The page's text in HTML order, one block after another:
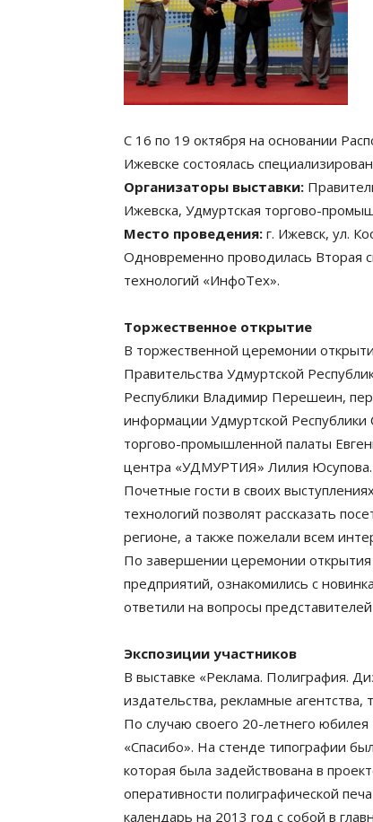
С 16 по 19 октября на основании
Ижевске состоялась
Организаторы выставки:
Ижевска, Удмуртская торгово-
Место проведения: г. Ижевск, ул.
Одновременно проводилась Вторая
технологий «ИнфоТех».
Торжественное открытие
В торжественной церемонии
Правительства Удмуртской
Республики Владимир Перешеин,
информации Удмуртской Республики
торгово-промышленной палаты
центра «УДМУРТИЯ» Лилия Юсупова.
Почетные гости в своих
технологий позволят рассказать
регионе, а также пожелали всем
По завершении церемонии
предприятий, ознакомились с
ответили на вопросы
Экспозиции участников
В выставке «Реклама. Полиграфия.
издательства, рекламные агентства,
По случаю своего 20-летнего
«Спасибо». На стенде типографии
которая была задействована в
оперативности полиграфической
календарь на 2013 год с собой в